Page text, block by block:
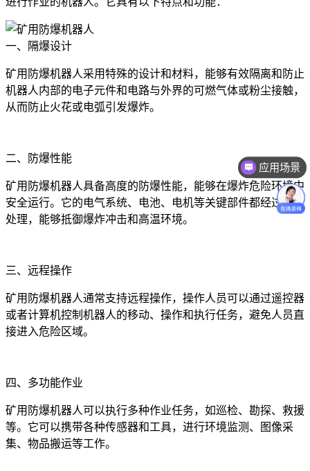
一、隔爆设计
矿用防爆机器人采用特殊的设计和材料，能够有效隔离和防止
机器人内部的电子元件和电路与外界的可燃气体或粉尘接触，
从而防止火花或电弧引发爆炸。
二、防爆性能
矿用防爆机器人具备高度的防爆性能，能够在爆炸危险环境中
安全运行。它的电气系统、电池、电机等关键部件都经过特殊
处理，能够抵御爆炸冲击和高温环境。
三、远程操作
矿用防爆机器人通常支持远程操作，操作人员可以通过遥控器
或者计算机控制机器人的移动、操作和执行任务，避免人员直
接进入危险区域。
四、多功能作业
矿用防爆机器人可以执行多种作业任务，如巡检、勘探、救援
等。它可以携带各种传感器和工具，进行环境监测、图像采
集、物品搬运等工作。
应用场景